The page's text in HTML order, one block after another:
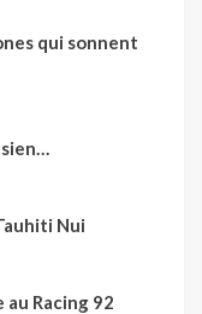
qui sonnent
Nui
au Racing 92